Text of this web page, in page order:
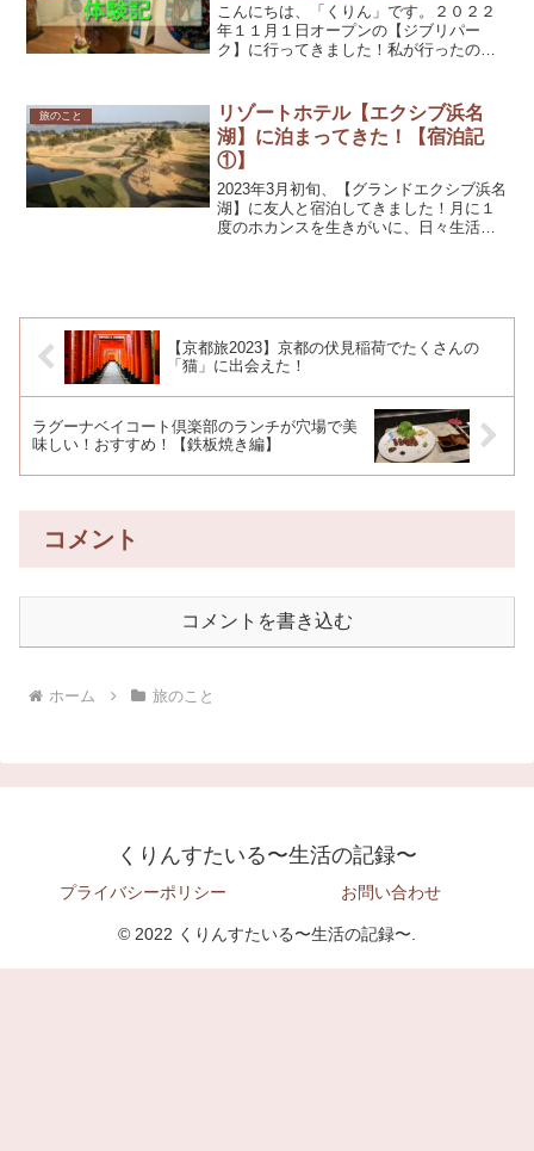
こんにちは、「くりん」です。２０２２
年１１月１日オープンの【ジブリパー
ク】に行ってきました！私が行ったの
たのは『ジブリの大倉庫』エリア。今回
はその体験記です。ジブリ...
旅のこと
リゾートホテル【エクシブ浜名
湖】に泊まってきた！【宿泊記
①】
2023年3月初旬、【グランドエクシブ浜名
湖】に友人と宿泊してきました！月に１
度のホカンスを生きがいに、日々生活し
【京都旅2023】京都の伏見稲荷でたくさんの
「猫」に出会えた！
ラグーナベイコート倶楽部のランチが穴場で美
味しい！おすすめ！【鉄板焼き編】
コメント
コメントを書き込む
ホーム 旅のこと
くりんすたいる〜生活の記録〜
プライバシーポリシー お問い合わせ
© 2022 くりんすたいる〜生活の記録〜.